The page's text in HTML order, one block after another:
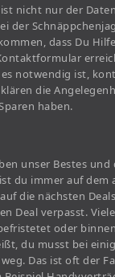
nicht nur der
der
dass Du
notwendig ist,
die
haben.
unser Bestes und
du immer auf dem
die nächsten
Deal verpasst.
oder
du musst bei
Das ist oft der